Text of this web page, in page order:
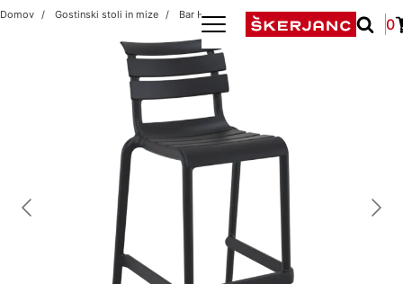
0
Domov Gostinski stoli in mize Bar Helen 75H Black